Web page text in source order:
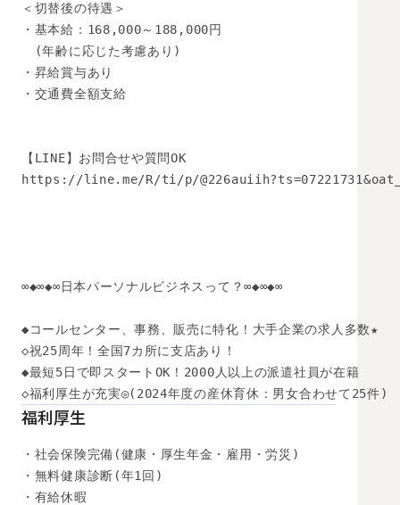
＜切替後の待遇＞
・基本給：168,000～188,000円
(年齢に応じた考慮あり)
・昇給賞与あり
・交通費全額支給
【LINE】お問合せや質問OK
https://line.me/R/ti/p/
∞◆∞◆∞日本パーソナルビジネスって？∞◆∞◆∞
◆コールセンター、事務、販売に特化！大手企業の求人多数★
◇祝25周年！全国7カ所に支店あり！
◆最短5日で即スタートOK！2000人以上の派遣社員が在籍
◇福利厚生が充実◎(2024年度の産休育休：男女合わせて25件)
福利厚生
・社会保険完備(健康・厚生年金・雇用・労災)
・無料健康診断(年1回)
・有給休暇